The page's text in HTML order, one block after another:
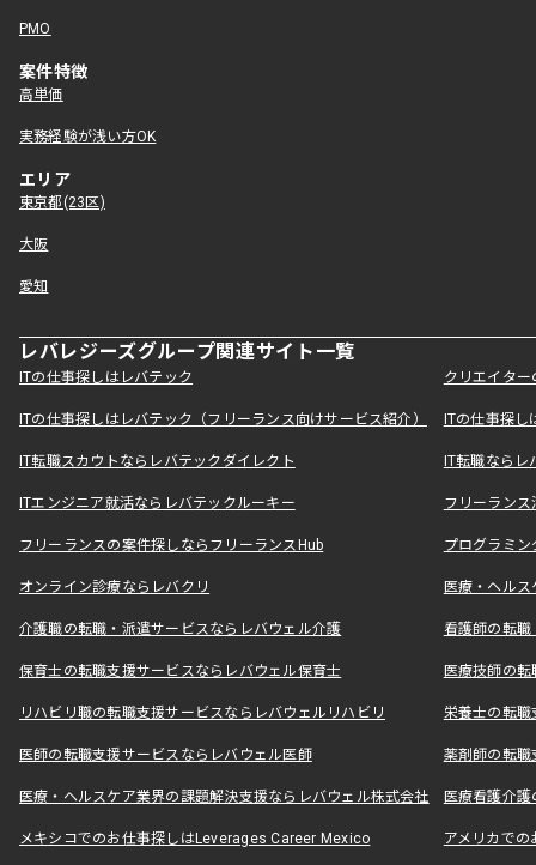
PMO
案件特徴
高単価
実務経験が浅い方OK
エリア
東京都(23区)
大阪
愛知
レバレジーズグループ関連サイト一覧
ITの仕事探しはレバテック クリエイタ
ITの仕事探しはレバテック（フリーランス向けサービス紹介） ITの仕事探
IT転職スカウトならレバテックダイレクト IT転職なら
ITエンジニア就活ならレバテックルーキー フリーラン
フリーランスの案件探しならフリーランスHub プログラミ
オンライン診療ならレバクリ 医療・ヘル
介護職の転職・派遣サービスならレバウェル介護 看護師の転
保育士の転職支援サービスならレバウェル保育士 医療技師の
リハビリ職の転職支援サービスならレバウェルリハビリ 栄養士の転
医師の転職支援サービスならレバウェル医師 薬剤師の転
医療・ヘルスケア業界の課題解決支援ならレバウェル株式会社 医療看護介
メキシコでのお仕事探しはLeverages Career Mexico アメリカで